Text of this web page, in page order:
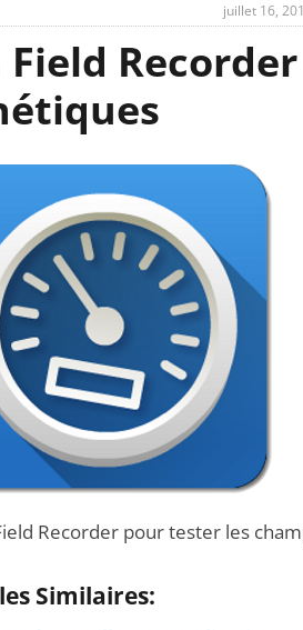
juillet 16,
Field
Recorder pour tester les
Similaires: